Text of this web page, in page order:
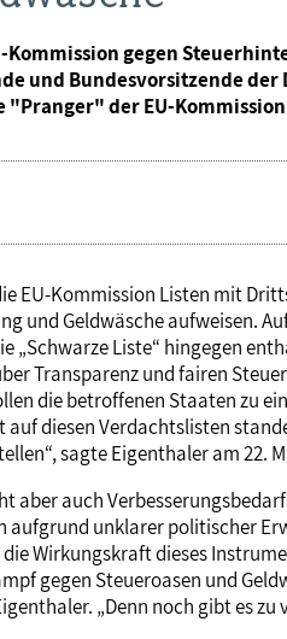
Kommission gegen
und Bundesvorsitzende der
"Pranger" der EU-
EU-Kommission Listen mit
und Geldwäsche aufweisen.
„Schwarze Liste“ hingegen
Transparenz und fairen
die betroffenen Staaten zu
auf diesen Verdachtslisten
sagte Eigenthaler am 22.
aber auch
aufgrund unklarer politischer
Wirkungskraft dieses
gegen Steueroasen und
„Denn noch gibt es